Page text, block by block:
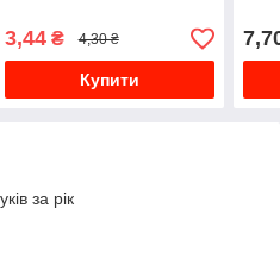
3,44₴ 4,30 ₴
Купити
за рік